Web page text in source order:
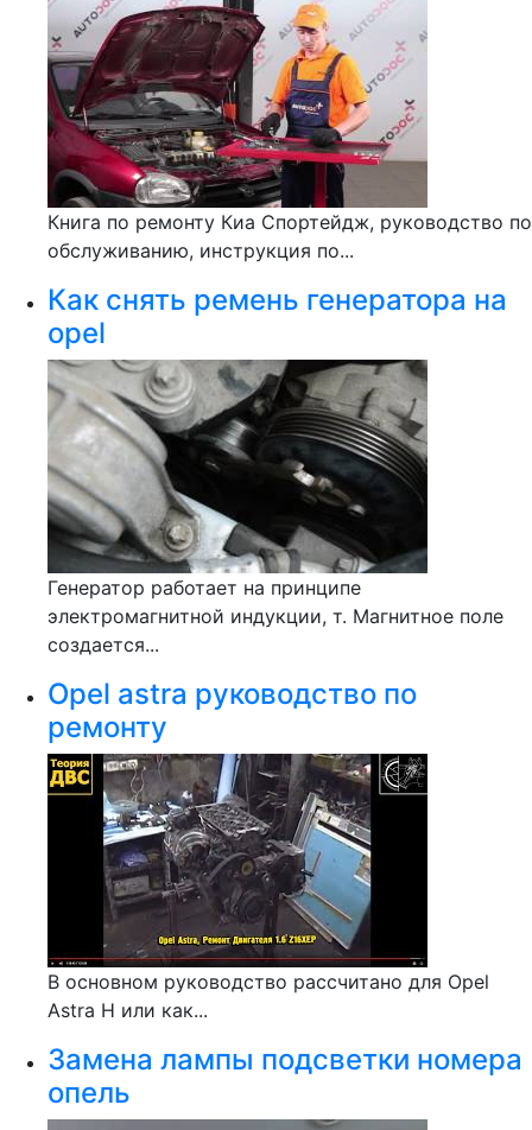
Книга по ремонту Киа Спортейдж, руководство по
обслуживанию, инструкция по...
Как снять ремень генератора на
opel
Генератор работает на принципе
электромагнитной индукции, т. Магнитное поле
создается...
Opel astra руководство по
ремонту
В основном руководство рассчитано для Opel
Astra H или как...
Замена лампы подсветки номера
опель